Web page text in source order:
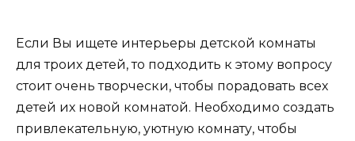
Если Вы ищете интерьеры детской комнаты
для троих детей, то подходить к этому вопросу
стоит очень творчески, чтобы порадовать всех
детей их новой комнатой. Необходимо создать
привлекательную, уютную комнату, чтобы